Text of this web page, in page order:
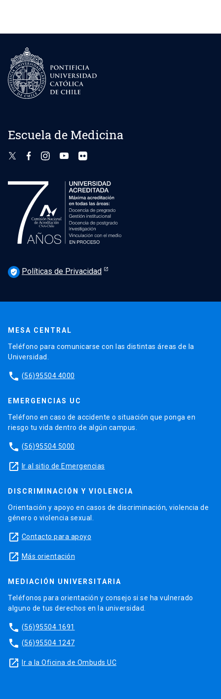
Escuela de Medicina
verified_user Políticas de Privacidad
MESA CENTRAL
Teléfono para comunicarse con las distintas áreas de la
Universidad.
phone (56)95504 4000
EMERGENCIAS UC
Teléfono en caso de accidente o situación que ponga en
riesgo tu vida dentro de algún campus.
phone (56)95504 5000
launch Ir al sitio de Emergencias
DISCRIMINACIÓN Y VIOLENCIA
Orientación y apoyo en casos de discriminación, violencia de
género o violencia sexual.
launch Contacto para apoyo
launch Más orientación
MEDIACIÓN UNIVERSITARIA
Teléfonos para orientación y consejo si se ha vulnerado
alguno de tus derechos en la universidad.
phone (56)95504 1691
phone (56)95504 1247
launch Ir a la Oficina de Ombuds UC